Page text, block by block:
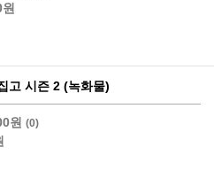
고 시즌 2 (녹화물)
원 (0)